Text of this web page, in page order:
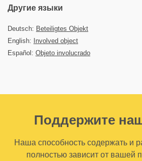
Другие языки
Deutsch: Beteiligtes Objekt
English:
Involved object
Español: Objeto involucrado
Поддержите
Наша способность содержать и
полностью зависит от вашей